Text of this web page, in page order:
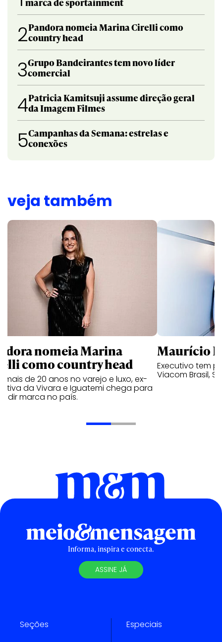
2Pandora nomeia Marina Cirelli como
country head
3Grupo Bandeirantes tem novo líder
comercial
4Patricia Kamitsuji assume direção geral
da Imagem Filmes
5Campanhas da Semana: estrelas e
conexões
veja também
nomeia Marina
como country head
mais de 20 anos no varejo e luxo, ex-
da Vivara e Iguatemi chega para
marca no país.
Maurício
Executivo tem
Viacom Brasil,
Informa, inspira e conecta.
ASSINE JÁ
Seções Especiais